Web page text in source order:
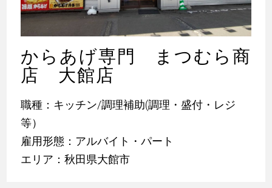
からあげ専門 まつむら商
店 大館店
職種：キッチン/調理補助(調理・盛付・レジ
等）
雇用形態：アルバイト・パート
エリア：秋田県大館市